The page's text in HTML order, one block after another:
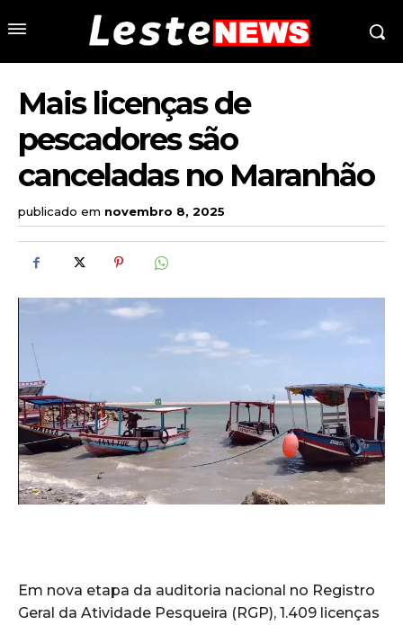
Mais licenças de
pescadores são
canceladas no Maranhão
publicado em novembro 8, 2025
Em nova etapa da auditoria nacional no Registro
Geral da Atividade Pesqueira (RGP), 1.409 licenças